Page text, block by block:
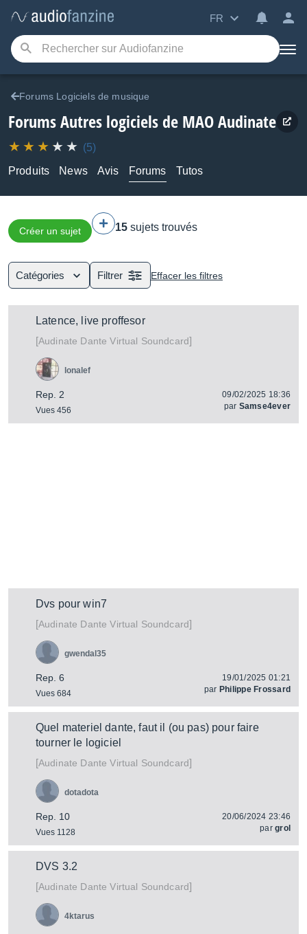
FR
Forums Logiciels de musique
Forums Autres logiciels de MAO Audinate
(5)
Produits
News Avis Forums Tutos
Créer un sujet 15 sujets trouvés
Catégories Filtrer Effacer les filtres
Latence, live proffesor
[Audinate Dante Virtual Soundcard]
Rep. 2
Vues 456
lonalef
09/02/2025 18:36
par Samse4ever
Dvs pour win7
[Audinate Dante Virtual Soundcard]
Rep. 6
Vues 684
gwendal35
19/01/2025 01:21
par Philippe Frossard
Quel materiel dante, faut il (ou pas) pour faire
tourner le logiciel
[Audinate Dante Virtual Soundcard]
Rep. 10
Vues 1128
dotadota
20/06/2024 23:46
pargrol
DVS 3.2
[Audinate Dante Virtual Soundcard]
4ktarus